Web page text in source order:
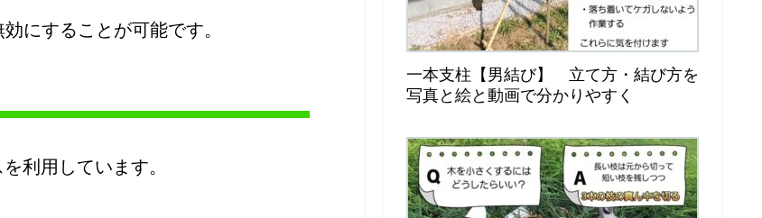
にすることが可能です。
利用しています。
一本支柱【男結び】 立て方・結び方を
写真と絵と動画で分かりやすく